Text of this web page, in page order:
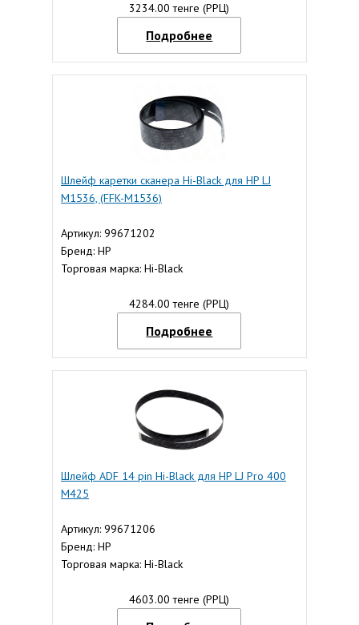
3234.00 тенге (РРЦ)
Подробнее
Шлейф каретки сканера Hi-Black для HP LJ
М1536, (FFK-M1536)
Артикул: 99671202
Бренд: HP
Торговая марка: Hi-Black
4284.00 тенге (РРЦ)
Подробнее
Шлейф ADF 14 pin Hi-Black для HP LJ Pro 400
M425
Артикул: 99671206
Бренд: HP
Торговая марка: Hi-Black
4603.00 тенге (РРЦ)